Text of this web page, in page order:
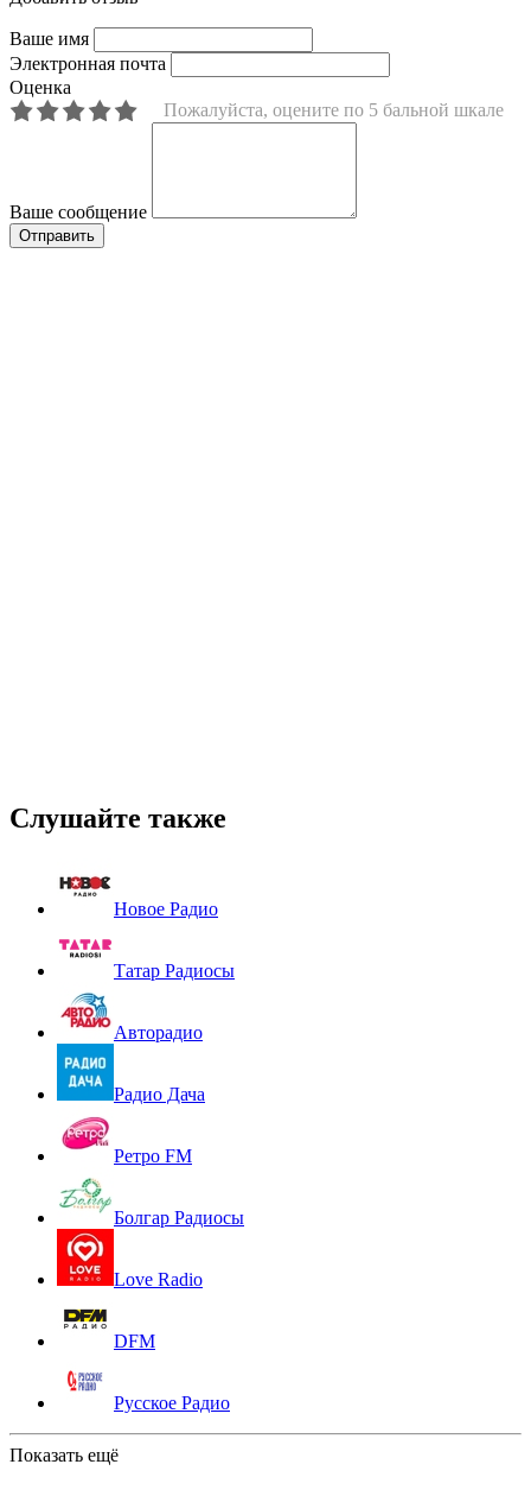
Ваше имя
Электронная почта
Оценка
Пожалуйста, оцените по 5 бальной шкале
Ваше сообщение
Слушайте также
Новое Радио
Татар Радиосы
Авторадио
Радио Дача
Ретро FM
Болгар Радиосы
Love Radio
DFM
Русское Радио
Показать ещё